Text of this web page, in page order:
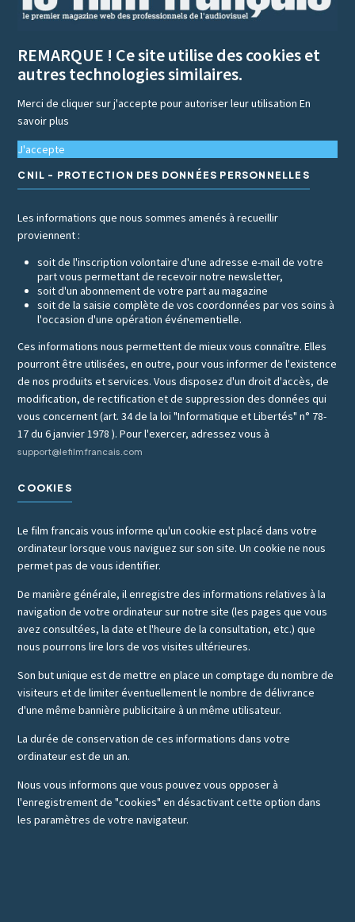
REMARQUE ! Ce site utilise des cookies et
autres technologies similaires.
Merci de cliquer sur j'accepte pour autoriser leur utilisationEn
savoir plus
J'accepte
CNIL - PROTECTION DES DONNÉES PERSONNELLES
Les informations que nous sommes amenés à recueillir
proviennent :
soit de l'inscription volontaire d'une adresse e-mail de votre
part vous permettant de recevoir notre newsletter,
soit d'un abonnement de votre part au magazine
soit de la saisie complète de vos coordonnées par vos soins à
l'occasion d'une opération événementielle.
Ces informations nous permettent de mieux vous connaître. Elles
pourront être utilisées, en outre, pour vous informer de l'existence
de nos produits et services. Vous disposez d'un droit d'accès, de
modification, de rectification et de suppression des données qui
vous concernent (art. 34 de la loi "Informatique et Libertés" n° 78-
17 du 6 janvier 1978 ). Pour l'exercer, adressez vous à
support@lefilmfrancais.com
COOKIES
Le film francais vous informe qu'un cookie est placé dans votre
ordinateur lorsque vous naviguez sur son site. Un cookie ne nous
permet pas de vous identifier.
De manière générale, il enregistre des informations relatives à la
navigation de votre ordinateur sur notre site (les pages que vous
avez consultées, la date et l'heure de la consultation, etc.) que
nous pourrons lire lors de vos visites ultérieures.
Son but unique est de mettre en place un comptage du nombre de
visiteurs et de limiter éventuellement le nombre de délivrance
d'une même bannière publicitaire à un même utilisateur.
La durée de conservation de ces informations dans votre
ordinateur est de un an.
Nous vous informons que vous pouvez vous opposer à
l'enregistrement de "cookies" en désactivant cette option dans
les paramètres de votre navigateur.